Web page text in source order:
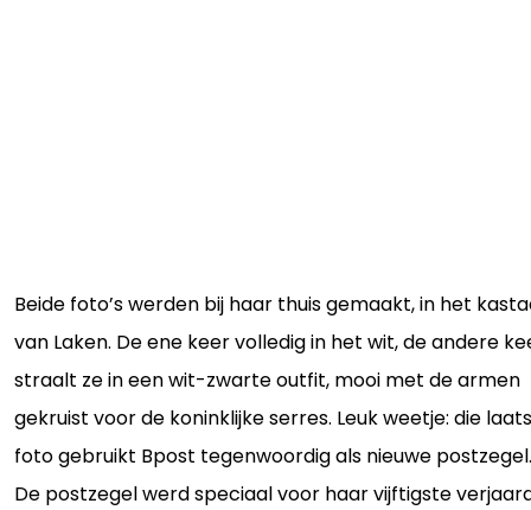
Beide foto’s werden bij haar thuis gemaakt, in het
van Laken. De ene keer volledig in het wit, de andere
straalt ze in een wit-zwarte outfit, mooi met de armen
gekruist voor de koninklijke serres. Leuk weetje: die
foto gebruikt Bpost tegenwoordig als nieuwe postzegel.
De postzegel werd speciaal voor haar vijftigste